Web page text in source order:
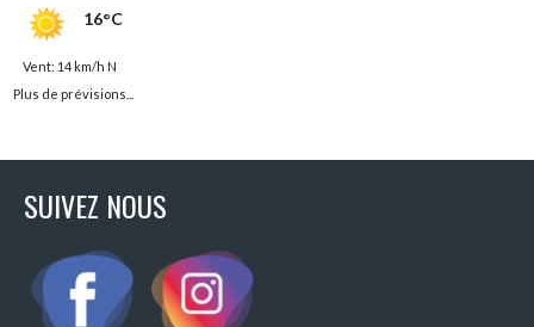
16°C
Vent: 14 km/h N
Plus de prévisions...
SUIVEZ NOUS